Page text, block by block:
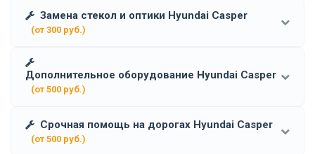
Замена стекол и оптики Hyundai Casper
(от 300 руб.)
Дополнительное оборудование Hyundai Casper
(от 500 руб.)
Срочная помощь на дорогах Hyundai Casper
(от 500 руб.)